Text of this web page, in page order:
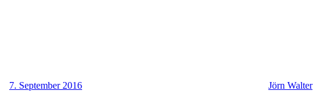
7. September 2016 Jörn Walter